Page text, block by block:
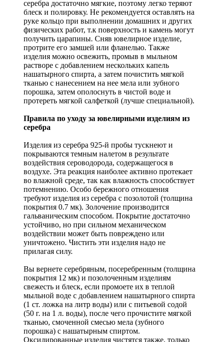
серебра достаточно мягкие, поэтому легко теряют
блеск и полировку. Не рекомендуется оставлять на
руке кольцо при выполнении домашних и других
физических работ, т.к поверхность и камень могут
получить царапины. Сняв ювелирное изделие,
протрите его замшей или фланелью. Также
изделия можно освежить, промыв в мыльном
растворе с добавлением нескольких капель
нашатырного спирта, а затем почистить мягкой
тканью с нанесением на нее мела или зубного
порошка, затем ополоснуть в чистой воде и
протереть мягкой салфеткой (лучше специальной).
Правила по уходу за ювелирными изделиям из
серебра
Изделия из серебра 925-й пробы тускнеют и
покрываются темным налетом в результате
воздействия сероводорода, содержащегося в
воздухе. Эта реакция наиболее активно протекает
во влажной среде, так как влажность способствует
потемнению. Особо бережного отношения
требуют изделия из серебра с позолотой (толщина
покрытия 0.7 мк). Золочение производится
гальваническим способом. Покрытие достаточно
устойчиво, но при сильном механическом
воздействии может быть повреждено или
уничтожено. Чистить эти изделия надо не
прилагая силу.
Вы вернете серебряным, посеребренным (толщина
покрытия 12 мк) и позолоченным изделиям
свежесть и блеск, если промоете их в теплой
мыльной воде с добавлением нашатырного спирта
(1 ст. ложка на литр воды) или с питьевой содой
(50 г. на 1 л. воды), после чего прочистите мягкой
тканью, смоченной смесью мела (зубного
порошка) с нашатырным спиртом.
Оксидированные изделия чистятся также, только